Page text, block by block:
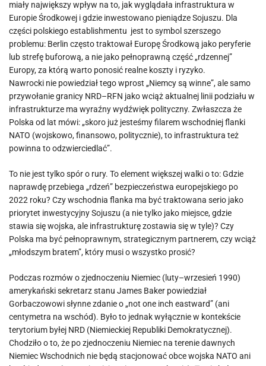
miały największy wpływ na to, jak wyglądała infrastruktura w
Europie Środkowej i gdzie inwestowano pieniądze Sojuszu. Dla
części polskiego establishmentu jest to symbol szerszego
problemu: Berlin często traktował Europę Środkową jako peryferie
lub strefę buforową, a nie jako pełnoprawną część „rdzennej”
Europy, za którą warto ponosić realne koszty i ryzyko.
Nawrocki nie powiedział tego wprost „Niemcy są winne”, ale samo
przywołanie granicy NRD–RFN jako wciąż aktualnej linii podziału w
infrastrukturze ma wyraźny wydźwięk polityczny. Zwłaszcza że
Polska od lat mówi: „skoro już jesteśmy filarem wschodniej flanki
NATO (wojskowo, finansowo, politycznie), to infrastruktura też
powinna to odzwierciedlać”.
To nie jest tylko spór o rury. To element większej walki o to: Gdzie
naprawdę przebiega „rdzeń” bezpieczeństwa europejskiego po
2022 roku? Czy wschodnia flanka ma być traktowana serio jako
priorytet inwestycyjny Sojuszu (a nie tylko jako miejsce, gdzie
stawia się wojska, ale infrastrukturę zostawia się w tyle)? Czy
Polska ma być pełnoprawnym, strategicznym partnerem, czy wciąż
„młodszym bratem”, który musi o wszystko prosić?
Podczas rozmów o zjednoczeniu Niemiec (luty–wrzesień 1990)
amerykański sekretarz stanu James Baker powiedział
Gorbaczowowi słynne zdanie o „not one inch eastward” (ani
centymetra na wschód). Było to jednak wyłącznie w kontekście
terytorium byłej NRD (Niemieckiej Republiki Demokratycznej).
Chodziło o to, że po zjednoczeniu Niemiec na terenie dawnych
Niemiec Wschodnich nie będą stacjonować obce wojska NATO ani